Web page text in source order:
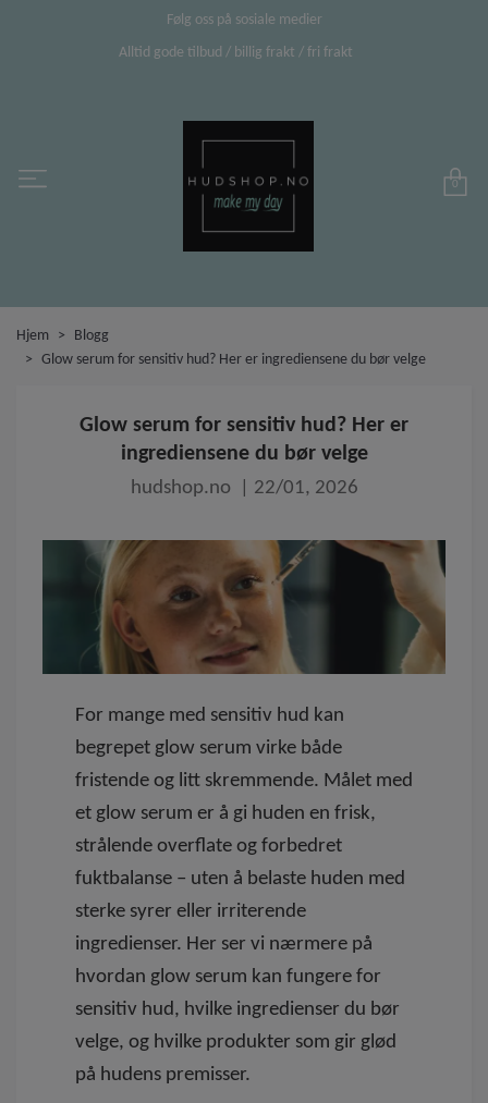
Følg oss på sosiale medier
Alltid gode tilbud / billig frakt / fri frakt
0
Hjem
Blogg
Glow serum for sensitiv hud? Her er ingrediensene du bør velge
Glow serum for sensitiv hud? Her er
ingrediensene du bør velge
hudshop.no 22/01, 2026
For mange med sensitiv hud kan
begrepet glow serum virke både
fristende og litt skremmende. Målet med
et glow serum er å gi huden en frisk,
strålende overflate og forbedret
fuktbalanse – uten å belaste huden med
sterke syrer eller irriterende
ingredienser. Her ser vi nærmere på
hvordan glow serum kan fungere for
sensitiv hud, hvilke ingredienser du bør
velge, og hvilke produkter som gir glød
på hudens premisser.